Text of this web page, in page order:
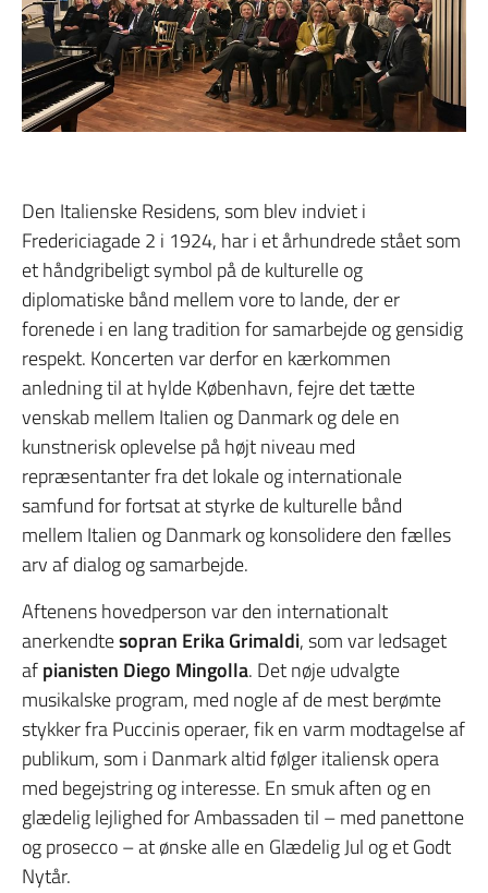
Den Italienske Residens, som blev indviet i
Fredericiagade 2 i 1924, har i et århundrede stået som
et håndgribeligt symbol på de kulturelle og
diplomatiske bånd mellem vore to lande, der er
forenede i en lang tradition for samarbejde og gensidig
respekt. Koncerten var derfor en kærkommen
anledning til at hylde København, fejre det tætte
venskab mellem Italien og Danmark og dele en
kunstnerisk oplevelse på højt niveau med
repræsentanter fra det lokale og internationale
samfund for fortsat at styrke de kulturelle bånd
mellem Italien og Danmark og konsolidere den fælles
arv af dialog og samarbejde.
Aftenens hovedperson var den internationalt
anerkendtesopran Erika Grimaldi, som var ledsaget
afpianisten Diego Mingolla. Det nøje udvalgte
musikalske program, med nogle af de mest berømte
stykker fra Puccinis operaer, fik en varm modtagelse af
publikum, som i Danmark altid følger italiensk opera
med begejstring og interesse. En smuk aften og en
glædelig lejlighed for Ambassaden til – med panettone
og prosecco – at ønske alle en Glædelig Jul og et Godt
Nytår.